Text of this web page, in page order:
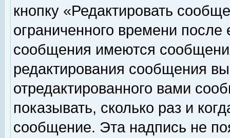
кнопку «Редактировать
ограниченного времени
сообщения имеются
редактирования сообщения
отредактированного вами
показывать, сколько раз и
сообщение. Эта надпись не